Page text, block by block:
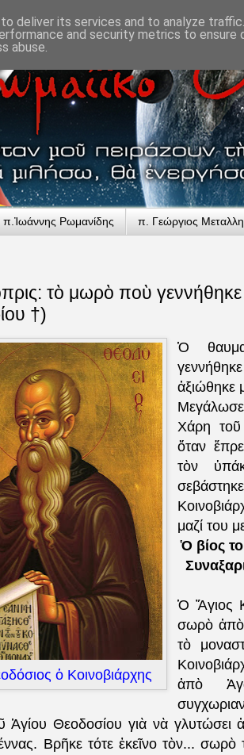
π.Ἰωάννης Ρωμανίδης π. Γεώργιος
τὸ μωρὸ ποὺ
†)
ὁ Κοινοβιάρχης
Ὁ
ἀξιώθηκε
Χάρη
ὅταν
τὸν
μαζί του
Ὁ βίος
Ὁ Ἅγιος
σωρὸ ἀπὸ
τὸ
ἀπὸ
Ἁγίου Θεοδοσίου γιὰ νὰ γλυτώσει
Βρῆκε τότε ἐκεῖνο τὸν... σωρὸ
deliver its services and to analyze
and security metrics to ensure
abuse.